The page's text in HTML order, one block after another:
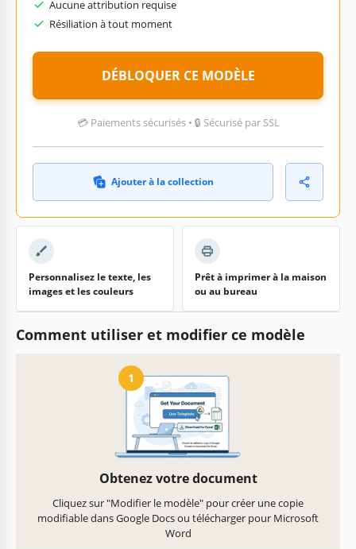
Aucune attribution requise
Résiliation à tout moment
DÉBLOQUER CE MODÈLE
💳 Paiements sécurisés • 🔒 Sécurisé par SSL
Ajouter à la collection
Personnalisez le texte, les
images et les couleurs
Prêt à imprimer à la maison
ou au bureau
Comment utiliser et modifier ce modèle
1
Obtenez votre document
Cliquez sur "Modifier le modèle" pour créer une copie
modifiable dans Google Docs ou télécharger pour Microsoft
Word